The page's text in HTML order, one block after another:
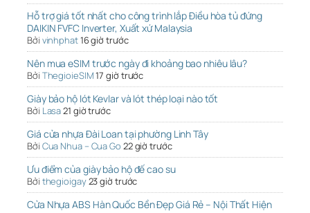
Hỗ trợ giá tốt nhất cho công trình lắp Điều hòa tủ đứng
DAIKIN FVFC Inverter, Xuất xứ Malaysia
Bởi vinhphat16 giờ trước
Nên mua eSIM trước ngày đi khoảng bao nhiêu lâu?
Bởi ThegioieSIM17 giờ trước
Giày bảo hộ lót Kevlar và lót thép loại nào tốt
Bởi Lasa21 giờ trước
Giá cửa nhựa Đài Loan tại phường Linh Tây
Bởi Cua Nhua – Cua Go 22 giờ trước
Ưu điểm của giày bảo hộ đế cao su
Bởi thegioigay23 giờ trước
Cửa Nhựa ABS Hàn Quốc Bền Đẹp Giá Rẻ – Nội Thất Hiện